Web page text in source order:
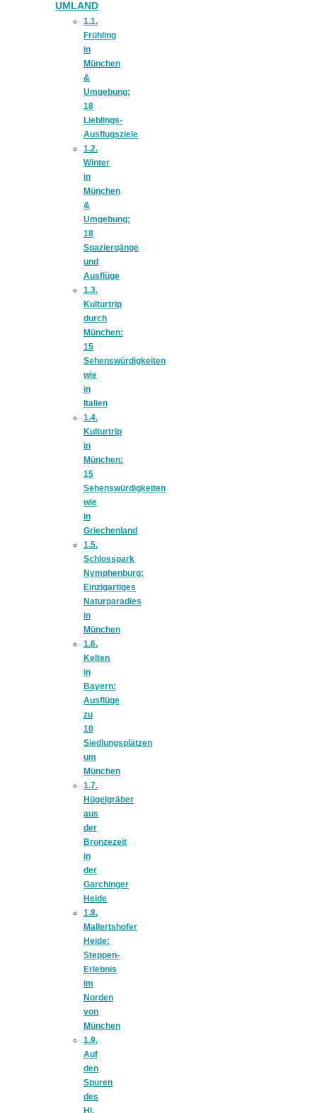
UMLAND
1.1.
Frühling
in
München
&
Umgebung:
18
Lieblings-
Ausflugsziele
1.2.
Winter
in
München
&
Umgebung:
18
Spaziergänge
und
Ausflüge
1.3.
Kulturtrip
durch
München:
15
Sehenswürdigkeiten
wie
in
Italien
1.4.
Kulturtrip
in
München:
15
Sehenswürdigkeiten
wie
in
Griechenland
1.5.
Schlosspark
Nymphenburg:
Einzigartiges
Naturparadies
in
München
1.6.
Kelten
in
Bayern:
Ausflüge
zu
10
Siedlungsplätzen
um
München
1.7.
Hügelgräber
aus
der
Bronzezeit
in
der
Garchinger
Heide
1.8.
Mallertshofer
Heide:
Steppen-
Erlebnis
im
Norden
von
München
1.9.
Auf
den
Spuren
des
Jahresrückblick